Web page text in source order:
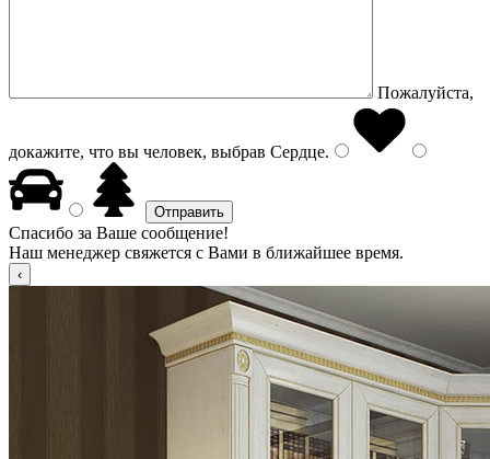
Пожалуйста,
докажите, что вы человек, выбрав Сердце.
Спасибо за Ваше сообщение!
Наш менеджер свяжется с Вами в ближайшее время.